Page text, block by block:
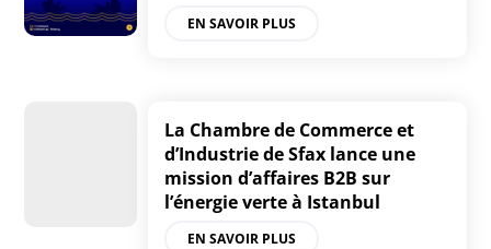
EN SAVOIR PLUS
La Chambre de Commerce et
d’Industrie de Sfax lance une
mission d’affaires B2B sur
l’énergie verte à Istanbul
EN SAVOIR PLUS